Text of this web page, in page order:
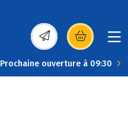
(s’ouvre dans une
Prochaine ouverture à 09:30